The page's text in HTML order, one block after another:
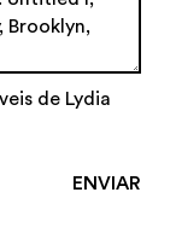
de Lydia